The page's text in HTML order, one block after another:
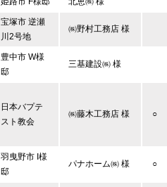
宝塚市 逆瀬
川2号地
㈱野村工務店 様
豊中市 W様
邸
三基建設㈱ 様
日本バプテ
スト教会
㈱藤木工務店 様 ○
羽曳野市 I様
邸
パナホーム㈱ 様 ○